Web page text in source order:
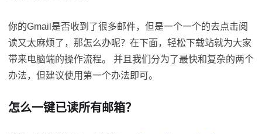
你的Gmail是否收到了很多邮件，但是一个一个的去点击阅
读又太麻烦了，那怎么办呢？在下面，轻松下载站就为大家
带来电脑端的操作流程。 并且我们分为了最快和复杂的两个
办法，但建议使用第一个办法即可。
怎么一键已读所有邮箱？